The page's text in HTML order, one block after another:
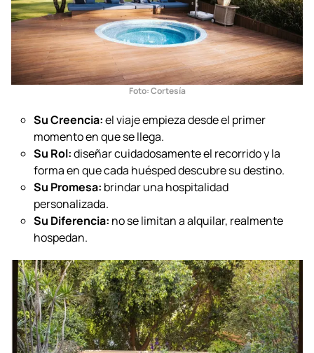
Foto: Cortesía
Su Creencia:el viaje empieza desde el primer
momento en que se llega.
Su Rol:diseñar cuidadosamente el recorrido y la
forma en que cada huésped descubre su destino.
Su Promesa: brindar una hospitalidad
personalizada.
Su Diferencia: no se limitan a alquilar, realmente
hospedan.